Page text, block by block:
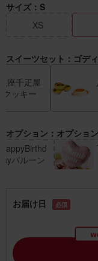
サイズ：S
XS
スイーツセット：ゴデ
座千疋屋
クッキー
オプション：オプショ
HappyBirthd
ayバルーン
お届け日 必須